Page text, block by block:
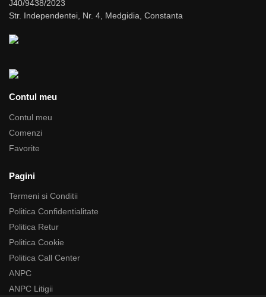
J40/9438/2023
Str. Independentei, Nr. 4, Medgidia, Constanta
Contul meu
Contul meu
Comenzi
Favorite
Pagini
Termeni si Conditii
Politica Confidentialitate
Politica Retur
Politica Cookie
Politica Call Center
ANPC
ANPC Litigii